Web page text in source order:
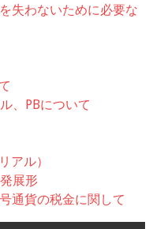
失わないために必要な
、PBについて
アル）
展形
通貨の税金に関して